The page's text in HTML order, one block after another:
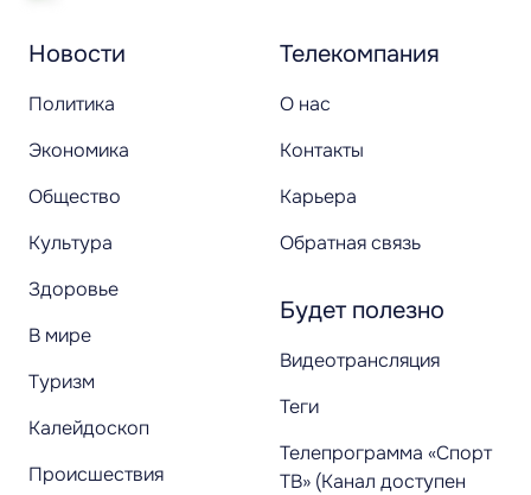
Новости
Политика
Экономика
Общество
Культура
Здоровье
В мире
Туризм
Калейдоскоп
Происшествия
Телекомпания
О нас
Контакты
Карьера
Обратная связь
Будет полезно
Видеотрансляция
Теги
Телепрограмма «Спорт
ТВ» (Канал доступен